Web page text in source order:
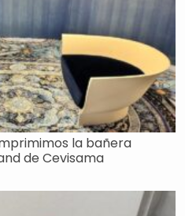
la bañera
de Cevisama